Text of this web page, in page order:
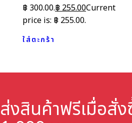
฿ 300.00.฿ 255.00Current
price is: ฿ 255.00.
ใส่ตะกร้า
ส่งสินค้าฟรีเมื่อสั่